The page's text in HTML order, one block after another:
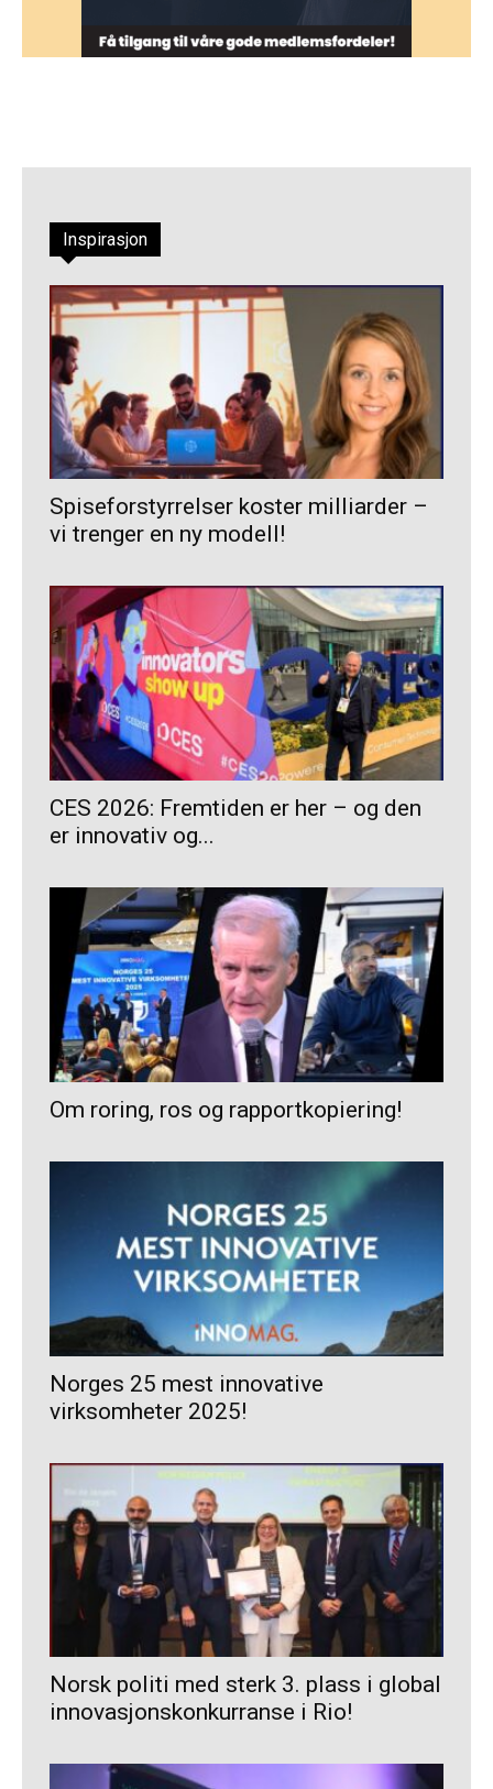
Inspirasjon
Spiseforstyrrelser koster milliarder –
vi trenger en ny modell!
CES 2026: Fremtiden er her – og den
er innovativ og...
Om roring, ros og rapportkopiering!
Norges 25 mest innovative
virksomheter 2025!
Norsk politi med sterk 3. plass i global
innovasjonskonkurranse i Rio!